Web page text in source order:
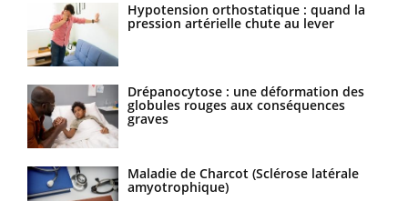
Hypotension orthostatique : quand la
pression artérielle chute au lever
Drépanocytose : une déformation des
globules rouges aux conséquences
graves
Maladie de Charcot (Sclérose latérale
amyotrophique)